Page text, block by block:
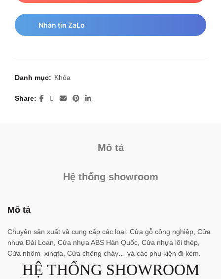
Nhắn tin ZaLo
Danh mục: Khóa
Share
Mô tả
Hệ thống showroom
Mô tả
Chuyên sản xuất và cung cấp các loại: Cửa gỗ công nghiệp, Cửa
nhựa Đài Loan, Cửa nhựa ABS Hàn Quốc, Cửa nhựa lõi thép,
Cửa nhôm xingfa, Cửa chống cháy… và các phụ kiện đi kèm.
HỆ THỐNG SHOWROOM